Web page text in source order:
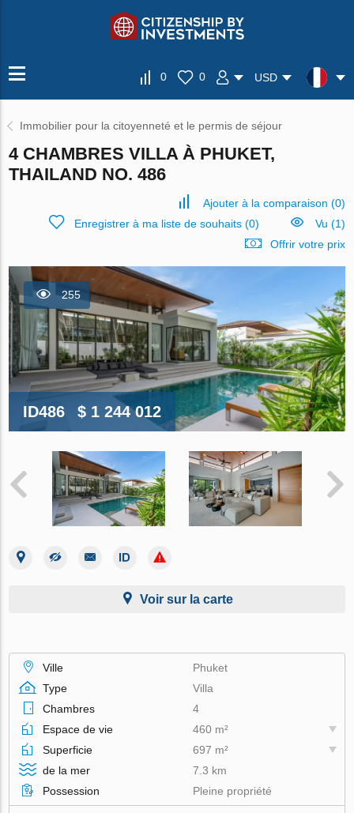
0 0 USD
Immobilier pour la citoyenneté et le permis de séjour
4 CHAMBRES VILLA À PHUKET,
THAILAND NO. 486
Ajouter à la comparaison (0)
Enregistrer à ma liste de souhaits(0)
Vu (1)
Offrir votre prix
255
ID486 $ 1 244 012
Voir sur la carte
Ville
Phuket
Type
Villa
Chambres
4
Espace de vie
460 m²
Superficie
697 m²
de la mer
7.3 km
Possession
Pleine propriété